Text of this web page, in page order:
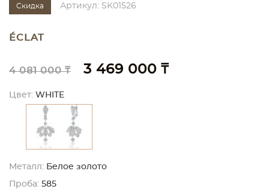
Скидка Артикул: SK01526
ÉCLAT
4 081 000 ₸ 3 469 000 ₸
Цвет: WHITE
Металл: Белое золото
Проба: 585